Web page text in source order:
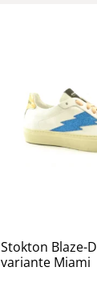
Stokton Blaze-D
variante Miami